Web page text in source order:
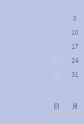
3
10
17
24
31
日
月